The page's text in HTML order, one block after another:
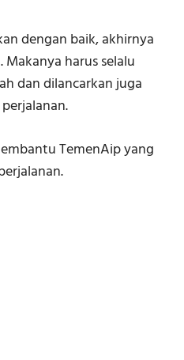
dengan baik, akhirnya
harus selalu
dan dilancarkan juga
TemenAip yang